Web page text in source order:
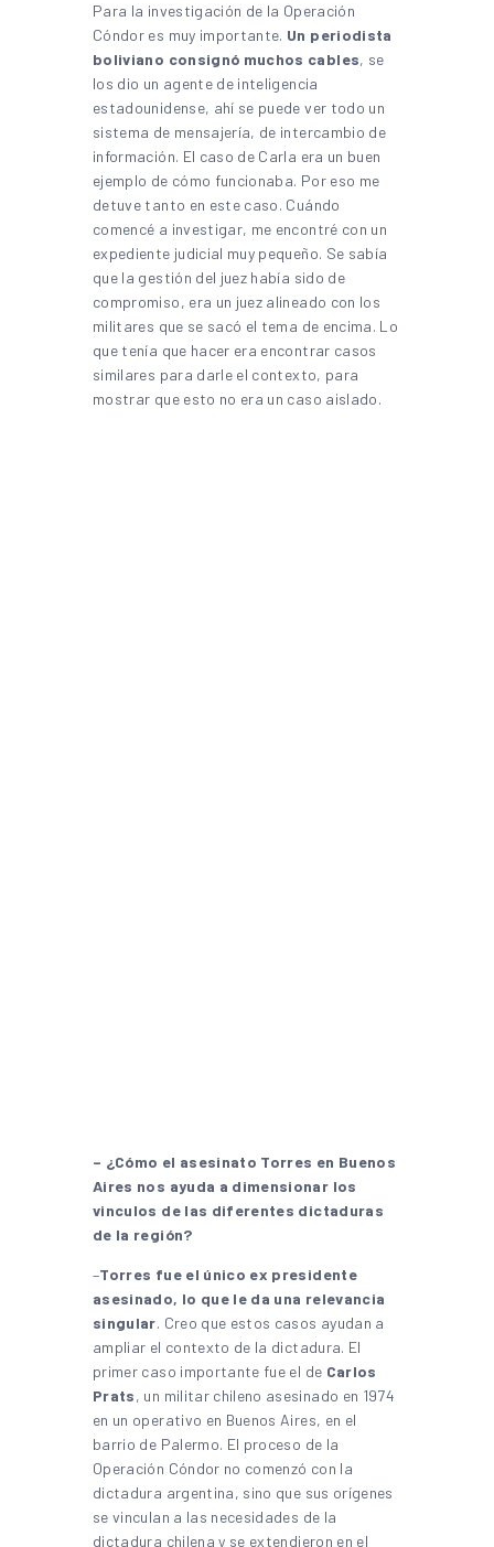
Para la investigación de la Operación
Cóndor es muy importante. Un periodista
boliviano consignó muchos cables, se
los dio un agente de inteligencia
estadounidense, ahí se puede ver todo un
sistema de mensajería, de intercambio de
información. El caso de Carla era un buen
ejemplo de cómo funcionaba. Por eso me
detuve tanto en este caso. Cuándo
comencé a investigar, me encontré con un
expediente judicial muy pequeño. Se sabía
que la gestión del juez había sido de
compromiso, era un juez alineado con los
militares que se sacó el tema de encima. Lo
que tenía que hacer era encontrar casos
similares para darle el contexto, para
mostrar que esto no era un caso aislado.
– ¿Cómo el asesinato Torres en Buenos
Aires nos ayuda a dimensionar los
vinculos de las diferentes dictaduras
de la región?
–Torres fue el único ex presidente
asesinado, lo que le da una relevancia
singular. Creo que estos casos ayudan a
ampliar el contexto de la dictadura. El
primer caso importante fue el de Carlos
Prats, un militar chileno asesinado en 1974
en un operativo en Buenos Aires, en el
barrio de Palermo. El proceso de la
Operación Cóndor no comenzó con la
dictadura argentina, sino que sus orígenes
se vinculan a las necesidades de la
dictadura chilena y se extendieron en el